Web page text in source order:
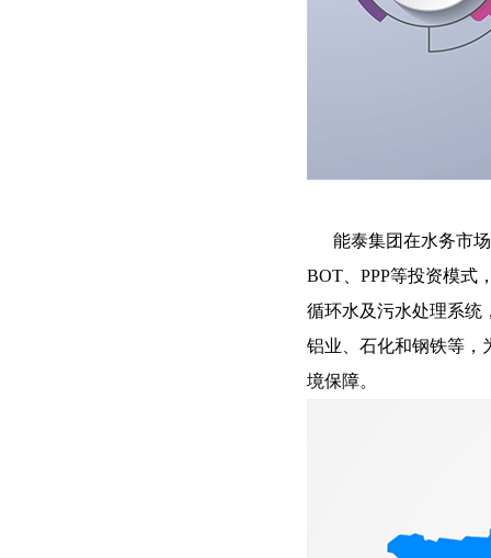
能泰集团在水务市场
BOT、PPP等投资模式
循环水及污水处理系统
铝业、石化和钢铁等，
境保障。